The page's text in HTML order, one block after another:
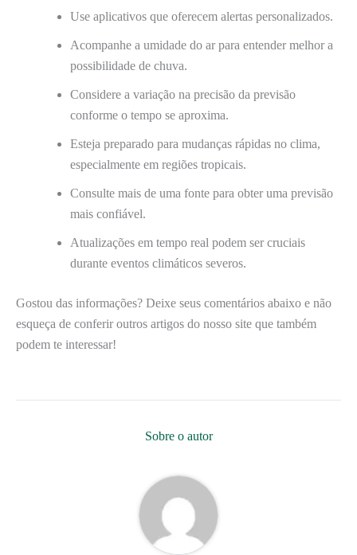
Use aplicativos que oferecem alertas personalizados.
Acompanhe a umidade do ar para entender melhor a
possibilidade de chuva.
Considere a variação na precisão da previsão
conforme o tempo se aproxima.
Esteja preparado para mudanças rápidas no clima,
especialmente em regiões tropicais.
Consulte mais de uma fonte para obter uma previsão
mais confiável.
Atualizações em tempo real podem ser cruciais
durante eventos climáticos severos.
Gostou das informações? Deixe seus comentários abaixo e não
esqueça de conferir outros artigos do nosso site que também
podem te interessar!
Sobre o autor